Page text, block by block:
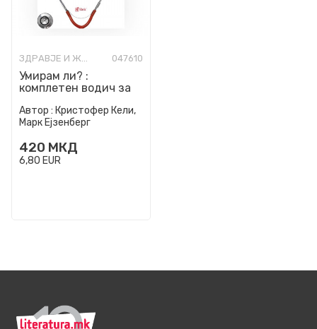
ЗДРАВЈЕ И ЖИВОТ 047610
Умирам ли? :
комплетен водич за
како да постапите
Автор : Кристофер Кели,
Марк Ејзенберг
420 МКД
6,80 EUR